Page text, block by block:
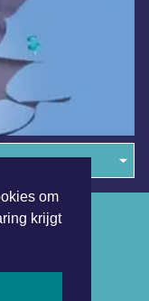
om
krijgt